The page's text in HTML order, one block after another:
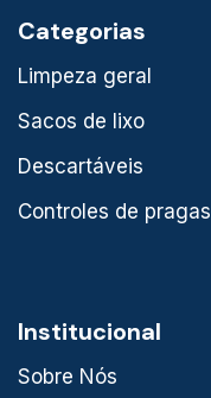
Categorias
Limpeza geral
Sacos de lixo
Descartáveis
Controles de pragas
Institucional
Sobre Nós